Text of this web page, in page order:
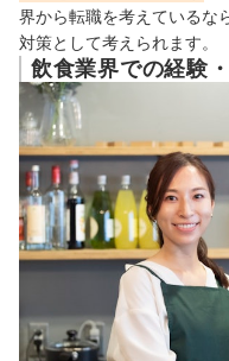
界から転職を考えているな
対策として考えられます。
飲食業界での経験